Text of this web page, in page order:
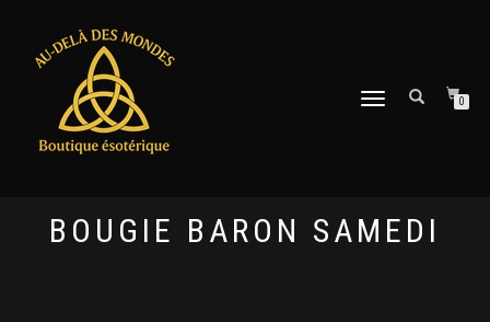
DÉPLIER
0
BOUGIE BARON SAMEDI